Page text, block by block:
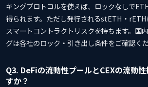
キングプロトコルを使えば、ロックなしで
得られます。ただし発行されるstETH・
スマートコントラクトリスクを持ちます。国
グは各社のロック・引き出し条件をご確認くだ
Q3. DeFiの流動性プールとCEXの流動
すか？